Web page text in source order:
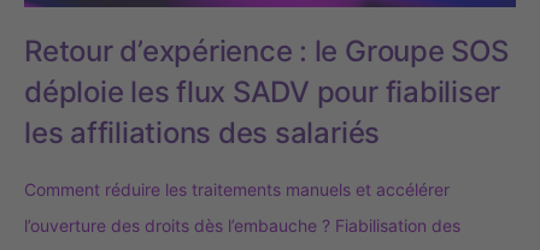
Retour d’expérience : le Groupe SOS
déploie les flux SADV pour fiabiliser
les affiliations des salariés
Comment réduire les traitements manuels et accélérer
l’ouverture des droits dès l’embauche ? Fiabilisation des